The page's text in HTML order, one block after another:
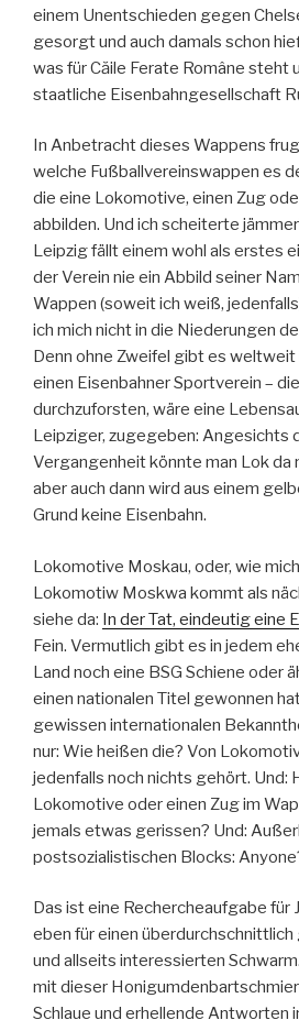
einem Unentschieden gegen
gesorgt und auch damals schon
was für Căile Ferate Române steht
staatliche Eisenbahngesellschaft
In Anbetracht dieses Wappens
welche Fußballvereinswappen es
die eine Lokomotive, einen Zug
abbilden. Und ich scheiterte
Leipzig fällt einem wohl als erstes
der Verein nie ein Abbild seiner
Wappen (soweit ich weiß,
ich mich nicht in die Niederungen
Denn ohne Zweifel gibt es
einen Eisenbahner Sportverein –
durchzuforsten, wäre eine
Leipziger, zugegeben: Angesichts
Vergangenheit könnte man Lok da
aber auch dann wird aus einem
Grund keine Eisenbahn.
Lokomotive Moskau, oder, wie
Lokomotiw Moskwa kommt als
siehe da: In der Tat, eindeutig eine
Fein. Vermutlich gibt es in jedem
Land noch eine BSG Schiene oder
einen nationalen Titel gewonnen
gewissen internationalen
nur: Wie heißen die? Von
jedenfalls noch nichts gehört. Und:
Lokomotive oder einen Zug im
jemals etwas gerissen? Und:
postsozialistischen Blocks:
Das ist eine Rechercheaufgabe für
eben für einen
und allseits interessierten
mit dieser
Schlaue und erhellende Antworten